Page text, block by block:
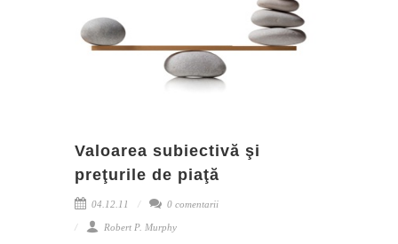
Valoarea subiectivă şi
preţurile de piaţă
04.12.11 0 comentarii
Robert P. Murphy